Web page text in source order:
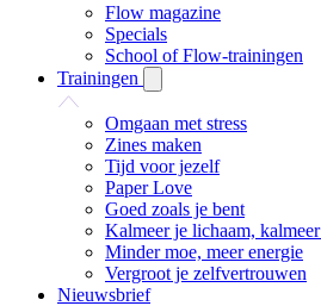
Flow magazine
Specials
School of Flow-trainingen
Trainingen
Omgaan met stress
Zines maken
Tijd voor jezelf
Paper Love
Goed zoals je bent
Kalmeer je lichaam,
Minder moe, meer energie
Vergroot je zelfvertrouwen
Nieuwsbrief